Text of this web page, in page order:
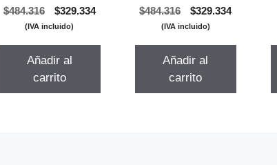
0
d
e
$484.316
El
precio
era:
$484.316.
$329.334El
(IVA incluido)
Añadir al
carrito
0
d
e
$484.316
El
precio
era:
$484.316.
$329.334El
(IVA incluido)
Añadir al
carrito